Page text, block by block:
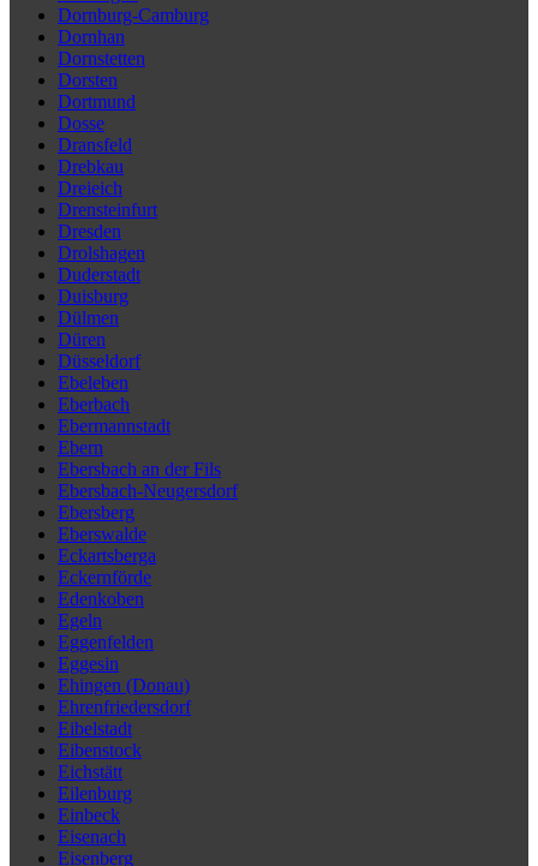
Dornburg-Camburg
Dornhan
Dornstetten
Dorsten
Dortmund
Dosse
Dransfeld
Drebkau
Dreieich
Drensteinfurt
Dresden
Drolshagen
Duderstadt
Duisburg
Dülmen
Düren
Düsseldorf
Ebeleben
Eberbach
Ebermannstadt
Ebern
Ebersbach an der Fils
Ebersbach-Neugersdorf
Ebersberg
Eberswalde
Eckartsberga
Eckernförde
Edenkoben
Egeln
Eggenfelden
Eggesin
Ehingen (Donau)
Ehrenfriedersdorf
Eibelstadt
Eibenstock
Eichstätt
Eilenburg
Einbeck
Eisenach
Eisenberg